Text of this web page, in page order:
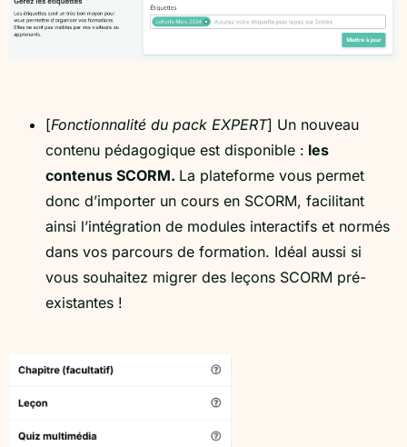
[Fonctionnalité du pack EXPERT] Un nouveau
contenu pédagogique est disponible : les
contenus SCORM. La plateforme vous permet
donc d’importer un cours en SCORM, facilitant
ainsi l’intégration de modules interactifs et normés
dans vos parcours de formation. Idéal aussi si
vous souhaitez migrer des leçons SCORM pré-
existantes !